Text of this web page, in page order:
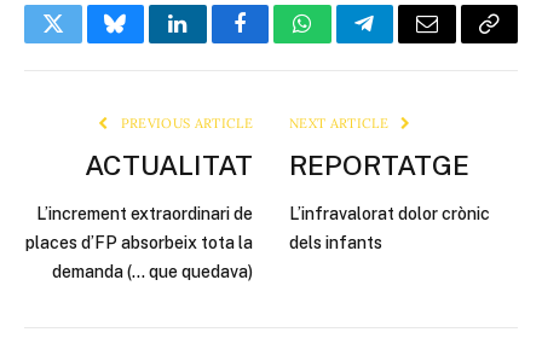
TwitterBlueskyLinkedInFacebookWhatsAppTelegramEmail Copy
PREVIOUS ARTICLE
ACTUALITAT
L’increment extraordinari de
places d’FP absorbeix tota la
demanda (… que quedava)
NEXT ARTICLE
REPORTATGE
L’infravalorat dolor crònic
dels infants